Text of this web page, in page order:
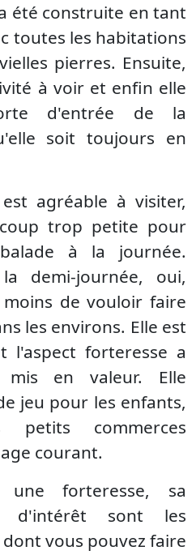
été construite en tant
toutes les habitations
pierres. Ensuite,
à voir et enfin elle
d'entrée de la
soit toujours en
agréable à visiter,
trop petite pour
à la journée.
demi-journée, oui,
de vouloir faire
les environs. Elle est
l'aspect forteresse a
mis en valeur. Elle
jeu pour les enfants,
commerces
courant.
une forteresse, sa
d'intérêt sont les
vous pouvez faire